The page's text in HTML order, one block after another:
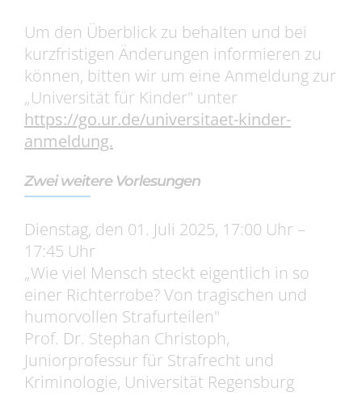
Um den Überblick zu behalten und bei
kurzfristigen Änderungen informieren zu
können, bitten wir um eine Anmeldung zur
„Universität für Kinder" unter
https://go.ur.de/universitaet-kinder-
anmeldung.
Zwei weitere Vorlesungen
Dienstag, den 01. Juli 2025, 17:00 Uhr –
17:45 Uhr
„Wie viel Mensch steckt eigentlich in so
einer Richterrobe? Von tragischen und
humorvollen Strafurteilen"
Prof. Dr. Stephan Christoph,
Juniorprofessur für Strafrecht und
Kriminologie, Universität Regensburg